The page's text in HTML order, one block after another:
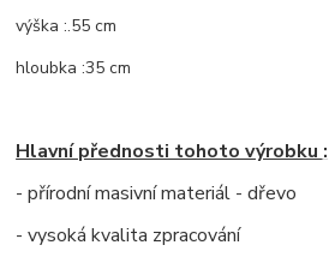
výška :.55 cm
hloubka :35 cm
Hlavní přednosti tohoto výrobku :
- přírodní masivní materiál - dřevo
- vysoká kvalita zpracování